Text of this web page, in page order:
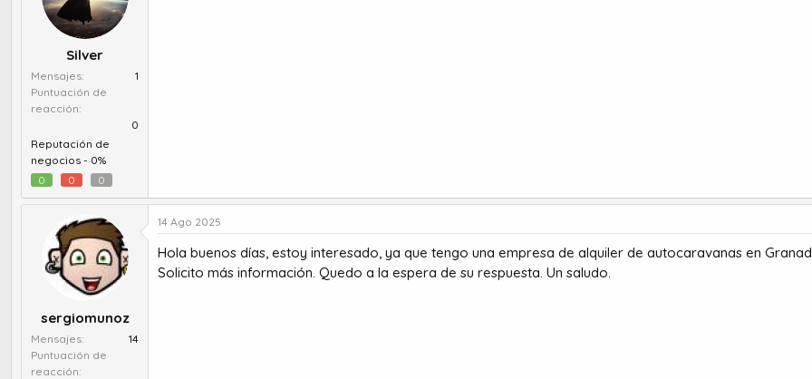
Silver
Mensajes
1
Puntuación de
reacción
0
Reputación de
negocios - 0%
0
0 0
sergiomunoz
Mensajes
14
Puntuación de
reacción
14 Ago 2025
Hola buenos días, estoy interesado, ya que tengo una empresa de alquiler de autocaravanas en
Solicito más información. Quedo a la espera de su respuesta. Un saludo.